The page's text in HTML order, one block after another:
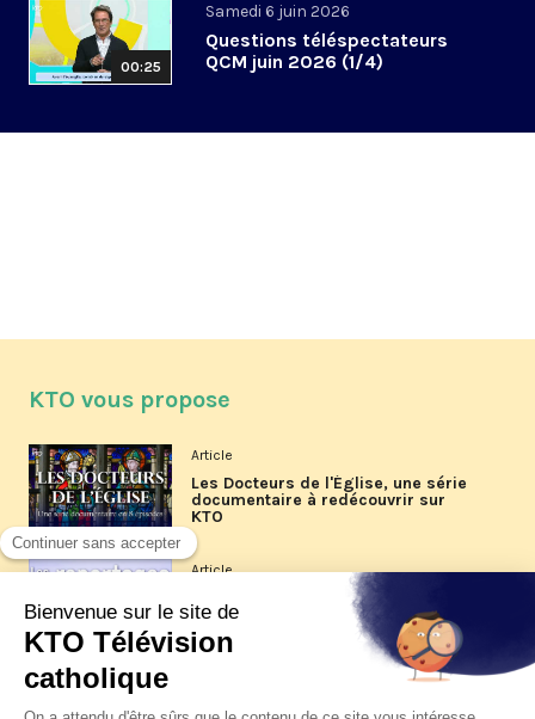
00:25
Samedi 6 juin 2026
Questions téléspectateurs
QCM juin 2026 (1/4)
KTO vous propose
Article
Les Docteurs de l'Église, une série
documentaire à redécouvrir sur
KTO
Article
Les reportages d'été 2026 de KTO
La visite pastorale du pape Léon